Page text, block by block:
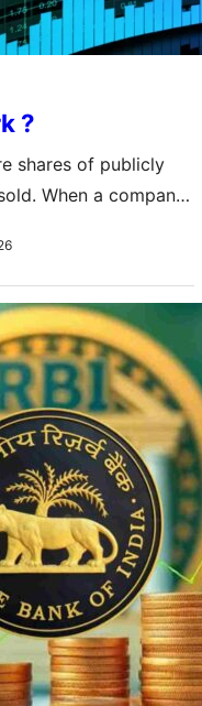
?
shares of publicly
When a company